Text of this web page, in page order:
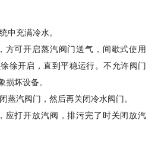
充满冷水。
可开启蒸汽阀门送气，间歇式使用
徐开启，直到平稳运行。不允许阀门
损坏设备。
汽阀门，然后再关闭冷水阀门。
打开放汽阀，排污完了时关闭放汽